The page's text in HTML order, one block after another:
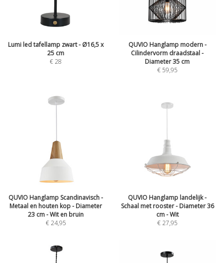
Lumi led tafellamp zwart - Ø16,5 x
25 cm
€28
QUVIO Hanglamp modern -
Cilindervorm draadstaal -
Diameter 35 cm
€59,95
QUVIO Hanglamp Scandinavisch -
Metaal en houten kop - Diameter
23 cm - Wit en bruin
€24,95
QUVIO Hanglamp landelijk -
Schaal met rooster - Diameter 36
cm - Wit
€27,95